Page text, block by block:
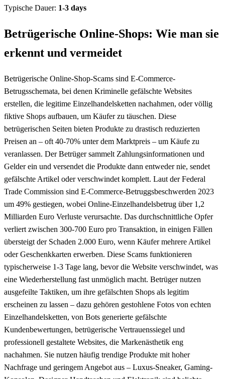
Typische Dauer: 1-3 days
Betrügerische Online-Shops: Wie man sie
erkennt und vermeidet
Betrügerische Online-Shop-Scams sind E-Commerce-
Betrugsschemata, bei denen Kriminelle gefälschte Websites
erstellen, die legitime Einzelhandelsketten nachahmen, oder völlig
fiktive Shops aufbauen, um Käufer zu täuschen. Diese
betrügerischen Seiten bieten Produkte zu drastisch reduzierten
Preisen an – oft 40-70% unter dem Marktpreis – um Käufe zu
veranlassen. Der Betrüger sammelt Zahlungsinformationen und
Gelder ein und versendet die Produkte dann entweder nie, sendet
gefälschte Artikel oder verschwindet komplett. Laut der Federal
Trade Commission sind E-Commerce-Betruggsbeschwerden 2023
um 49% gestiegen, wobei Online-Einzelhandelsbetrug über 1,2
Milliarden Euro Verluste verursachte. Das durchschnittliche Opfer
verliert zwischen 300-700 Euro pro Transaktion, in einigen Fällen
übersteigt der Schaden 2.000 Euro, wenn Käufer mehrere Artikel
oder Geschenkkarten erwerben. Diese Scams funktionieren
typischerweise 1-3 Tage lang, bevor die Website verschwindet, was
eine Wiederherstellung fast unmöglich macht. Betrüger nutzen
ausgefeilte Taktiken, um ihre gefälschten Shops als legitim
erscheinen zu lassen – dazu gehören gestohlene Fotos von echten
Einzelhandelsketten, von Bots generierte gefälschte
Kundenbewertungen, betrügerische Vertrauenssiegel und
professionell gestaltete Websites, die Markenästhetik eng
nachahmen. Sie nutzen häufig trendige Produkte mit hoher
Nachfrage und geringem Angebot aus – Luxus-Sneaker, Gaming-